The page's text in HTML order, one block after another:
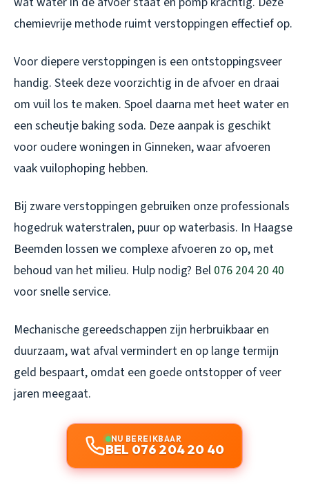
chemievrije methode ruimt verstoppingen effectief op.
Voor diepere verstoppingen is een ontstoppingsveer
handig. Steek deze voorzichtig in de afvoer en draai
om vuil los te maken. Spoel daarna met heet water en
een scheutje baking soda. Deze aanpak is geschikt
voor oudere woningen in Ginneken, waar afvoeren
vaak vuilophoping hebben.
Bij zware verstoppingen gebruiken onze professionals
hogedruk waterstralen, puur op waterbasis. In Haagse
Beemden lossen we complexe afvoeren zo op, met
behoud van het milieu. Hulp nodig? Bel 076 204 20 40
voor snelle service.
Mechanische gereedschappen zijn herbruikbaar en
duurzaam, wat afval vermindert en op lange termijn
geld bespaart, omdat een goede ontstopper of veer
jaren meegaat.
NU BEREIKBAAR
BEL 076 204 20 40